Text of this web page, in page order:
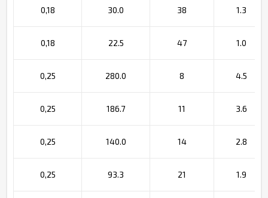
0,18 30.0 38 1.3
0,18 22.5 47 1.0
0,25 280.0 8 4.5
0,25 186.7 11 3.6
0,25 140.0 14 2.8
0,25 93.3 21 1.9